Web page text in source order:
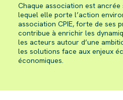
Chaque association est
lequel elle porte l’action
association CPIE, forte de ses
contribue à enrichir les
les acteurs autour d’une
les solutions face aux enjeux
économiques.